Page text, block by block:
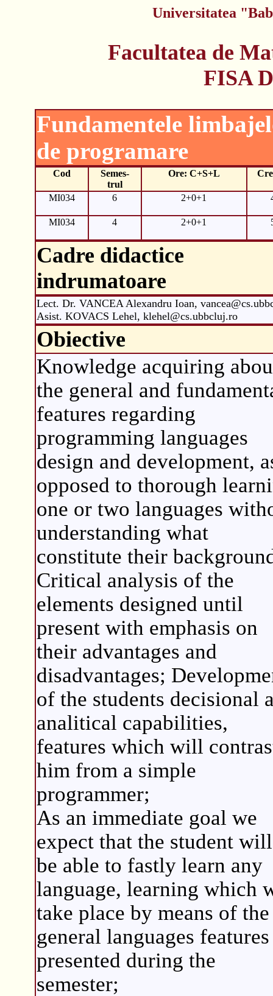
Universitatea
Facultatea de
FISA
Fundamentele
de programare
Cod
Semes-
trul
Ore: C+S+L
MI034 6 2+0+1
MI034 4 2+0+1
Cadre didactice
indrumatoare
Lect. Dr. VANCEA Alexandru Ioan,
Asist. KOVACS Lehel, klehel@cs.ubbcluj.ro
Obiective
Knowledge acquiring
the general and
features regarding
programming languages
design and development,
opposed to thorough
one or two languages
understanding what
constitute their
Critical analysis of the
elements designed until
present with emphasis on
their advantages and
disadvantages;
of the students decisional
analitical capabilities,
features which will
him from a simple
programmer;
As an immediate goal we
expect that the student will
be able to fastly learn any
language, learning which
take place by means of the
general languages features
presented during the
semester;